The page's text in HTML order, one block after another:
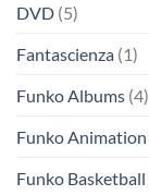
DVD (5)
Fantascienza (1)
Funko Albums (4)
Funko Animation
Funko Basketball